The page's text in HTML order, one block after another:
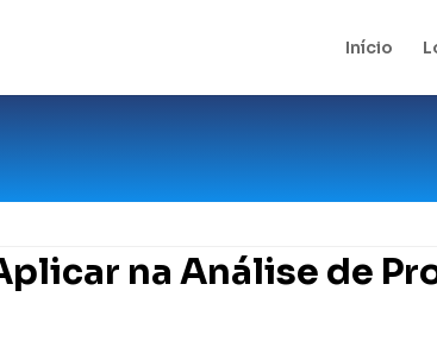
Início
na Análise de